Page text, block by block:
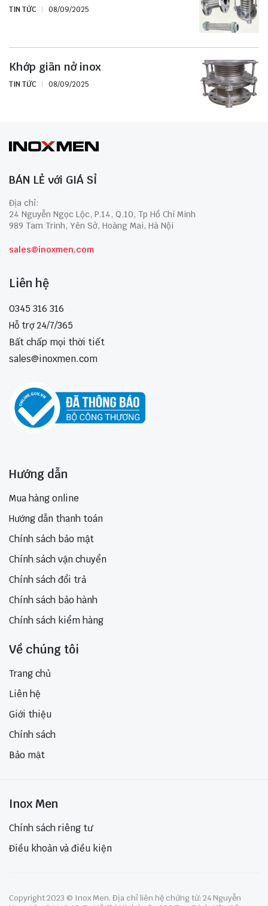
TIN TỨC 08/09/2025
Khớp giãn nở inox
TIN TỨC 08/09/2025
BÁN LẺ với GIÁ SỈ
Địa chỉ:
24 Nguyễn Ngọc Lộc, P.14, Q.10, Tp Hồ Chí Minh
989 Tam Trinh, Yên Sở, Hoàng Mai, Hà Nội
sales@inoxmen.com
Liên hệ
0345 316 316
Hỗ trợ 24/7/365
Bất chấp mọi thời tiết
sales@inoxmen.com
Hướng dẫn
Mua hàng online
Hướng dẫn thanh toán
Chính sách bảo mật
Chính sách vận chuyển
Chính sách đổi trả
Chính sách bảo hành
Chính sách kiểm hàng
Về chúng tôi
Trang chủ
Liên hệ
Giới thiệu
Chính sách
Bảo mật
Inox Men
Chính sách riêng tư
Điều khoản và điều kiện
Copyright 2023 © Inox Men. Địa chỉ liên hệ chứng từ: 24 Nguyễn